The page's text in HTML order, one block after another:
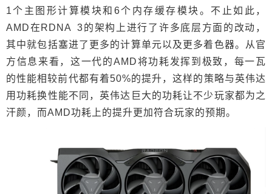
1个主图形计算模块和6个内存缓存模块。不止如此，
AMD在RDNA 3的架构上进行了许多底层方面的改动，
其中就包括塞进了更多的计算单元以及更多着色器。从官
方信息来看，这一代的AMD将功耗发挥到极致，每一瓦
的性能相较前代都有着50%的提升，这样的策略与英伟达
用功耗换性能不同，英伟达巨大的功耗让不少玩家都为之
汗颜，而AMD功耗上的提升更加符合玩家的预期。